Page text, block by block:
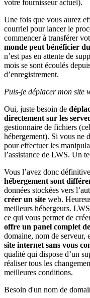
votre fournisseur actuel).
Une fois que vous aurez
courriel pour lancer le
commencer à transférer
monde peut bénéficier
n’est pas en attente de
mois se sont écoulés
d’enregistrement.
Puis-je déplacer mon site
Oui, juste besoin de
directement sur les
gestionnaire de fichiers
hébergement). Si vous ne
pour effectuer les
l’assistance de LWS. Un
Vous l’avez donc
hébergement sont
données stockées vers
créer un site web.
meilleurs hébergeurs.
ce qui vous permet de
offre un panel complet
domaine, nom de serveur,
site internet sans vous
qualité qui dispose d’un
réaliser tous les
meilleures conditions.
Besoin d'un nom de